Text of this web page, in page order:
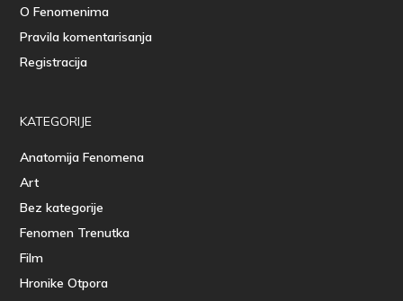
O Fenomenima
Pravila komentarisanja
Registracija
KATEGORIJE
Anatomija Fenomena
Art
Bez kategorije
Fenomen Trenutka
Film
Hronike Otpora